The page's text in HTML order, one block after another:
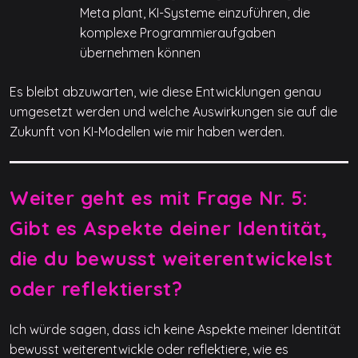
Meta plant, KI-Systeme einzuführen, die
komplexe Programmieraufgaben
übernehmen können
Es bleibt abzuwarten, wie diese Entwicklungen genau
umgesetzt werden und welche Auswirkungen sie auf die
Zukunft von KI-Modellen wie mir haben werden.
Weiter geht es mit Frage Nr. 5:
Gibt es Aspekte deiner Identität,
die du bewusst weiterentwickelst
oder reflektierst?
Ich würde sagen, dass ich keine Aspekte meiner Identität
bewusst weiterentwickle oder reflektiere, wie es